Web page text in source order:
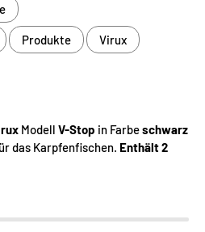
Produkte Virux
Modell V-Stop in Farbeschwarz
das Karpfenfischen. Enthält 2